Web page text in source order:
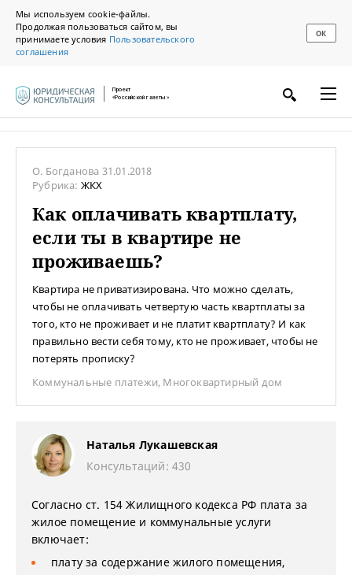
Мы используем cookie-файлы.
Продолжая пользоваться сайтом, вы
принимаете условия Пользовательского
соглашения
ОК
Проект
«Российской газеты»
О. Богданова 31.01.2018
Рубрика: ЖКХ
Как оплачивать квартплату,
если ты в квартире не
проживаешь?
Квартира не приватизирована. Что можно сделать,
чтобы не оплачивать четвертую часть квартплаты за
того, кто не проживает и не платит квартплату? И как
правильно вести себя тому, кто не проживает, чтобы не
потерять прописку?
Коммунальные платежи, Многоквартирный дом
Наталья Лукашевская
Консультаций: 430
Согласно ст. 154 Жилищного кодекса РФ плата за
жилое помещение и коммунальные услуги
включает:
плату за содержание жилого помещения,